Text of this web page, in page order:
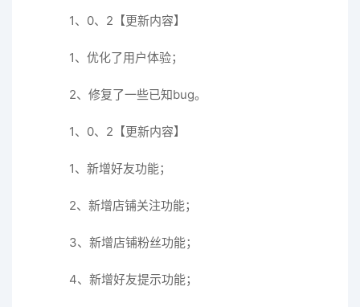
1、0、2【更新内容】
1、优化了用户体验；
2、修复了一些已知bug。
1、0、2【更新内容】
1、新增好友功能；
2、新增店铺关注功能；
3、新增店铺粉丝功能；
4、新增好友提示功能；